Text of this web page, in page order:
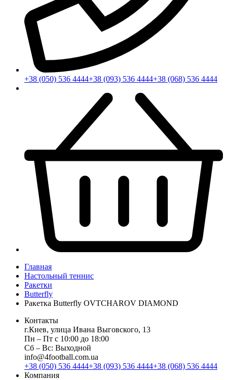
+38 (050) 536 4444+38 (093) 536 4444+38 (068) 536 4444
Главная
Настольный теннис
Ракетки
Butterfly
Ракетка Butterfly OVTCHAROV DIAMOND
Контакты
г.Киев, улица Ивана Выговского, 13
Пн ‒ Пт с 10:00 до 18:00
Сб ‒ Вс: Выходной
info@4football.com.ua
+38 (050) 536 4444+38 (093) 536 4444+38 (068) 536 4444
Компания